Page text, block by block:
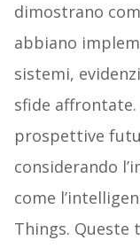
dimostrano
abbiano
sistemi,
sfide affrontate.
prospettive
considerando
come
Things. Queste